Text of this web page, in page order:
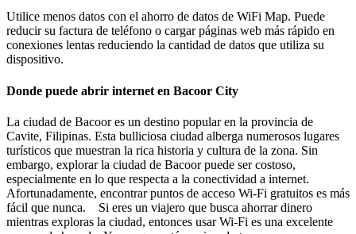
Utilice menos datos con el ahorro de datos de WiFi Map. Puede
reducir su factura de teléfono o cargar páginas web más rápido en
conexiones lentas reduciendo la cantidad de datos que utiliza su
dispositivo.
Donde puede abrir internet en Bacoor City
La ciudad de Bacoor es un destino popular en la provincia de
Cavite, Filipinas. Esta bulliciosa ciudad alberga numerosos lugares
turísticos que muestran la rica historia y cultura de la zona. Sin
embargo, explorar la ciudad de Bacoor puede ser costoso,
especialmente en lo que respecta a la conectividad a internet.
Afortunadamente, encontrar puntos de acceso Wi-Fi gratuitos es más
fácil que nunca. Si eres un viajero que busca ahorrar dinero
mientras exploras la ciudad, entonces usar Wi-Fi es una excelente